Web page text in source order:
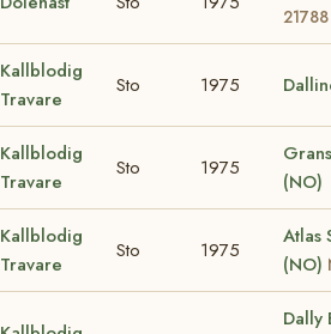
21788
Kallblodig
Travare
Sto 1975
Kallblodig
Travare
Sto 1975
(NO)
Kallblodig
Travare
Sto 1975
Atlas
(NO)
Dally